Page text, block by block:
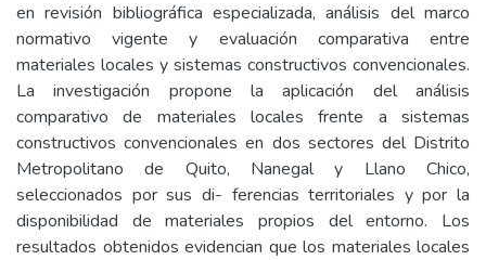
en revisión bibliográfica especializada, análisis del marco
normativo vigente y evaluación comparativa entre
materiales locales y sistemas constructivos convencionales.
La investigación propone la aplicación del análisis
comparativo de materiales locales frente a sistemas
constructivos convencionales en dos sectores del Distrito
Metropolitano de Quito, Nanegal y Llano Chico,
seleccionados por sus di- ferencias territoriales y por la
disponibilidad de materiales propios del entorno. Los
resultados obtenidos evidencian que los materiales locales